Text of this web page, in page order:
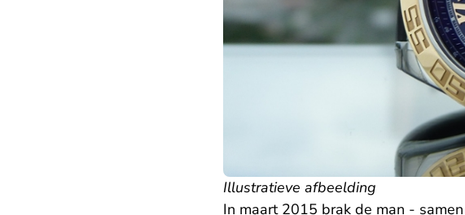
Illustratieve afbeelding
In maart 2015 brak de man -